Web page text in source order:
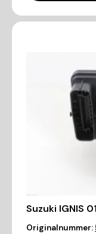
Suzuki IGNIS
Originalnummer: